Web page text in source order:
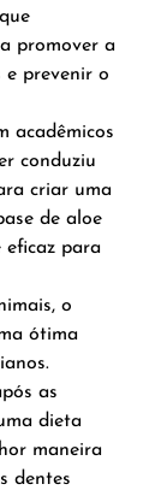
promover a
e prevenir o
acadêmicos
conduziu
criar uma
de aloe
eficaz para
o
ótima
as
dieta
maneira
dentes